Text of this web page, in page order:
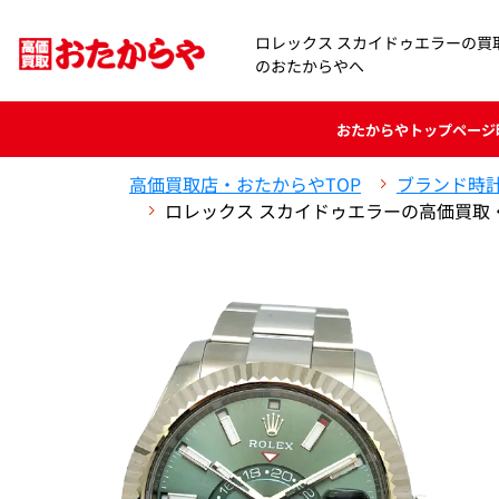
ロレックス スカイドゥエラーの
のおたからやへ
おたからやトップページ
高価買取店・おたからやTOP
ブランド時
ロレックス スカイドゥエラーの高価買取